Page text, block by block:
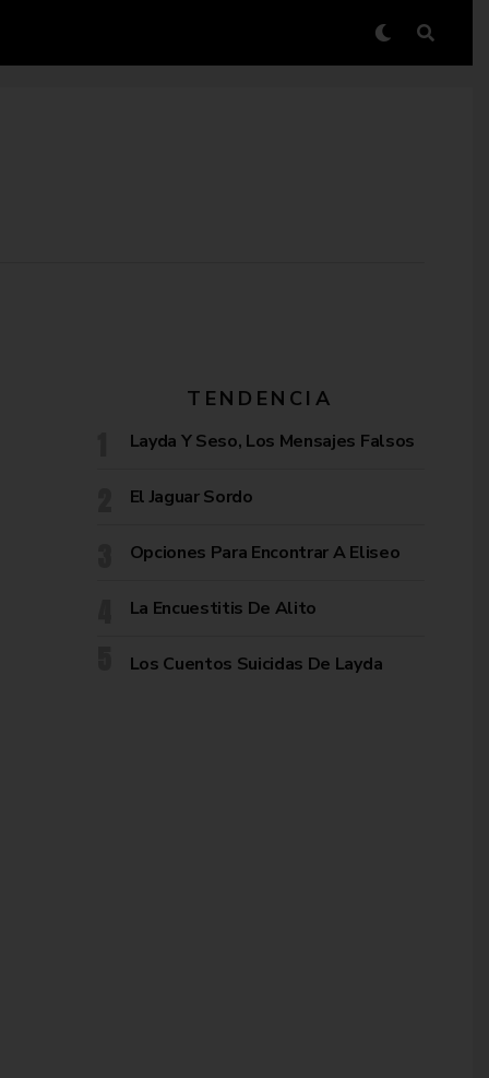
TENDENCIA
Layda Y Seso, Los Mensajes Falsos
El Jaguar Sordo
Opciones Para Encontrar A Eliseo
La Encuestitis De Alito
Los Cuentos Suicidas De Layda